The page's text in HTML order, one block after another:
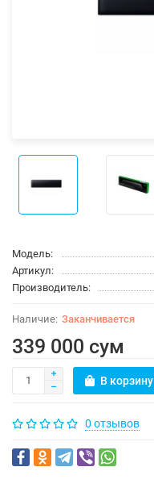
Модель:
Артикул:
Производитель:
Заканчивается
339 000 сум
В корзину
0 отзывов